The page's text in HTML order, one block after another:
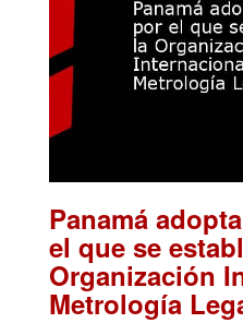
Panamá
el que se
Organización
Metrología